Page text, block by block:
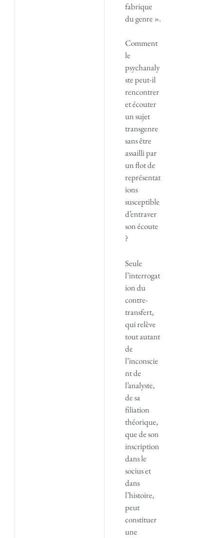
fabrique
du genre ».
Comment
le
psychanaly
ste peut-il
rencontrer
et écouter
un sujet
transgenre
sans être
assailli par
un flot de
représentat
ions
susceptible
d’entraver
son écoute
?
Seule
l’interrogat
ion du
contre-
transfert,
qui relève
tout autant
de
l’inconscie
nt de
l’analyste,
de sa
filiation
théorique,
que de son
inscription
dans le
socius et
dans
l’histoire,
peut
constituer
une